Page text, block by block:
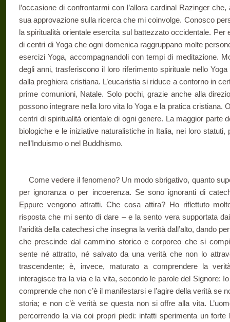
l’occasione di confrontarmi con l’allora cardinal Razinger
sua approvazione sulla ricerca che mi coinvolge. Conosco
la spiritualità orientale esercita sul battezzato occidentale.
di centri di Yoga che ogni domenica raggruppano molte
esercizi Yoga, accompagnandoli con tempi di meditazione.
degli anni, trasferiscono il loro riferimento spirituale nello
dalla preghiera cristiana. L’eucaristia si riduce a contorno in
prime comunioni, Natale. Solo pochi, grazie anche alla
possono integrare nella loro vita lo Yoga e la pratica cristiana.
centri di spiritualità orientale di ogni genere. La maggior parte
biologiche e le iniziative naturalistiche in Italia, nei loro statuti,
nell’Induismo o nel Buddhismo.
Come vedere il fenomeno? Un modo sbrigativo, quanto
per ignoranza o per incoerenza. Se sono ignoranti di
Eppure vengono attratti. Che cosa attira? Ho riflettuto
risposta che mi sento di dare – e la sento vera supportata
l’aridità della catechesi che insegna la verità dall’alto, dando
che prescinde dal cammino storico e corporeo che si
sente né attratto, né salvato da una verità che non lo
trascendente; è, invece, maturato a comprendere la
interagisce tra la via e la vita, secondo le parole del Signore:
comprende che non c’è il manifestarsi e l’agire della verità se
storia; e non c’è verità se questa non si offre alla vita.
percorrendo la via coi propri piedi: infatti sperimenta un